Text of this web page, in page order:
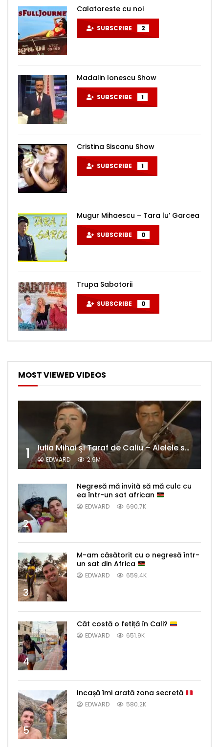
Calatoreste cu noi
SUBSCRIBE 2
Madalin Ionescu Show
SUBSCRIBE 1
Cristina Siscanu Show
SUBSCRIBE 1
Mugur Mihaescu – Tara lu’ Garcea
SUBSCRIBE 0
Trupa Sabotorii
SUBSCRIBE 0
MOST VIEWED VIDEOS
1 Iulia Mihai şi Taraf de Caliu – Alelele sălcioară (@#VedetaPopulară)
EDWARD 2.9M
2
Negresă mă invită să mă culc cu
ea într-un sat african
EDWARD 690.7K
3
M-am căsătorit cu o negresă într-
un sat din Africa
EDWARD 659.4K
4
Cât costă o fetiță în Cali?
EDWARD 651.9K
5
Incașă îmi arată zona secretă
EDWARD 580.2K